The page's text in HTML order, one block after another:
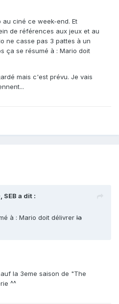
au ciné ce week-end. Et
de références aux jeux et au
ne casse pas 3 pattes à un
ça se résumé à : Mario doit
mais c'est prévu. Je vais
SEB a dit :
à : Mario doit délivrer la
la 3eme saison de "The
^^